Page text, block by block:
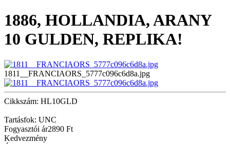
1886, HOLLANDIA, ARANY
10 GULDEN, REPLIKA!
1811__FRANCIAORS_5777c096c6d8a.jpg
Cikkszám: HL10GLD
Tartásfok: UNC
Fogyasztói ár2890 Ft
Kedvezmény